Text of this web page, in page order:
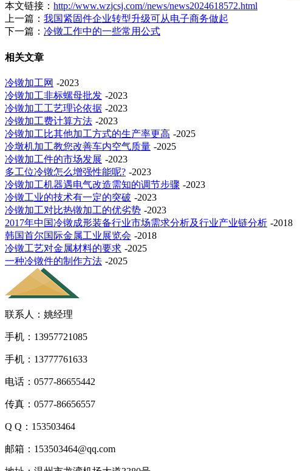
本文链接： http://www.wzjcsj.com//news/news2024618572.html
上一篇： 我国紧固件企业转型升级可从电子商务做起
下一篇： 冷镦工作中的一些常用公式
相关文章
冷镦加工网 -2023
冷镦加工非标螺母批发 -2023
冷镦加工工艺理论依据 -2023
冷镦加工费计算方法 -2023
冷镦加工比其他加工方式的生产率更高 -2025
冷墩机加工教您改善车内空气质量 -2025
冷镦加工件的市场发展 -2023
多工位冷镦怎么增强性能呢? -2023
冷镦加工机器遇电气改造需知的调节步骤 -2023
冷镦工业的技术有一定的突破 -2023
冷镦加工对比热镦加工的优劣势 -2023
2017年中国冷镦成形装备行业市场需求分析及行业产业链分析 -2018
韩国首尔国际金属工业展览会 -2018
冷镦工艺对金属材料的要求 -2025
一种冷镦件的制作方法 -2025
联系人：姚经理
手机：13957721085
手机：13777761633
电话：0577-86655442
传真：0577-86656557
Q Q：153503464
邮箱：153503464@qq.com